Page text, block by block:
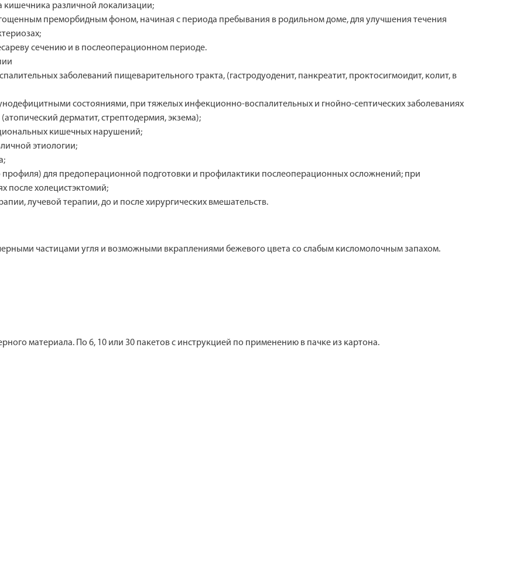
кишечника различной локализации;
преморбидным фоном, начиная с периода пребывания в родильном доме, для улучшения течения
сечению и в послеоперационном периоде.
заболеваний пищеварительного тракта, (гастродуоденит, панкреатит, проктосигмоидит, колит, в
состояниями, при тяжелых инфекционно-воспалительных и гнойно-септических заболеваниях
дерматит, стрептодермия, экзема);
кишечных нарушений;
этиологии;
профиля) для предоперационной подготовки и профилактики послеоперационных осложнений; при
после холецистэктомий;
лучевой терапии, до и после хирургических вмешательств.
частицами угля и возможными вкраплениями бежевого цвета со слабым кисломолочным запахом.
материала. По 6, 10 или 30 пакетов с инструкцией по применению в пачке из картона.